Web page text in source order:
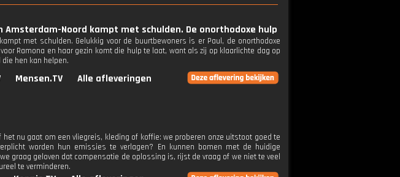
Amsterdam-Noord kampt met schulden. De onorthodoxe hulp
met schulden. Gelukkig voor de buurtbewoners is er Paul, de onorthodoxe
Ramona en haar gezin komt die hulp te laat, want als zij op klaarlichte dag op
hen kan helpen.
Mensen.TV Alle afleveringen
nu gaat om een vliegreis, kleding of koffie: we proberen onze uitstoot goed te
worden hun emissies te verlagen? En kunnen bomen met de huidige
graag geloven dat compensatie de oplossing is, rijst de vraag of we niet te veel
te verminderen.